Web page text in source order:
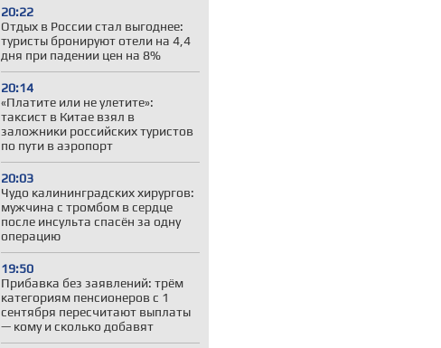
20:22
Отдых в России стал выгоднее:
туристы бронируют отели на 4,4
дня при падении цен на 8%
20:14
«Платите или не улетите»:
таксист в Китае взял в
заложники российских туристов
по пути в аэропорт
20:03
Чудо калининградских хирургов:
мужчина с тромбом в сердце
после инсульта спасён за одну
операцию
19:50
Прибавка без заявлений: трём
категориям пенсионеров с 1
сентября пересчитают выплаты
— кому и сколько добавят